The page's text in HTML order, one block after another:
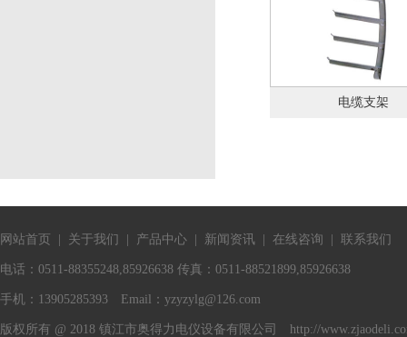
电缆支架
网站首页 关于我们 产品中心 新闻资讯 在线咨询 联系我们
电话：0511-88355248,85926638 传真：0511-88521899,85926638
手机：13905285393 Email： yzyzylg@126.com
版权所有 @ 2018 镇江市奥得力电仪设备有限公司 http://